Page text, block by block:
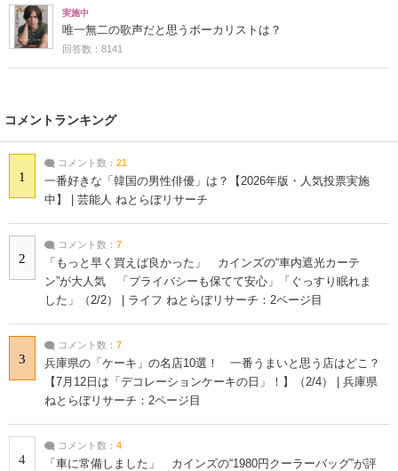
実施中
唯一無二の歌声だと思うボーカリストは？
回答数：8141
コメントランキング
1
コメント数： 21
一番好きな「韓国の男性俳優」は？【2026年版・人気投票実施
中】 | 芸能人 ねとらぼリサーチ
2
コメント数： 7
「もっと早く買えば良かった」 カインズの“車内遮光カーテ
ン”が大人気 「プライバシーも保てて安心」「ぐっすり眠れま
した」（2/2） | ライフ ねとらぼリサーチ：2ページ目
3
コメント数： 7
兵庫県の「ケーキ」の名店10選！ 一番うまいと思う店はどこ？
【7月12日は「デコレーションケーキの日」！】（2/4） | 兵庫県
ねとらぼリサーチ：2ページ目
4
コメント数： 4
「車に常備しました」 カインズの“1980円クーラーバッグ”が評